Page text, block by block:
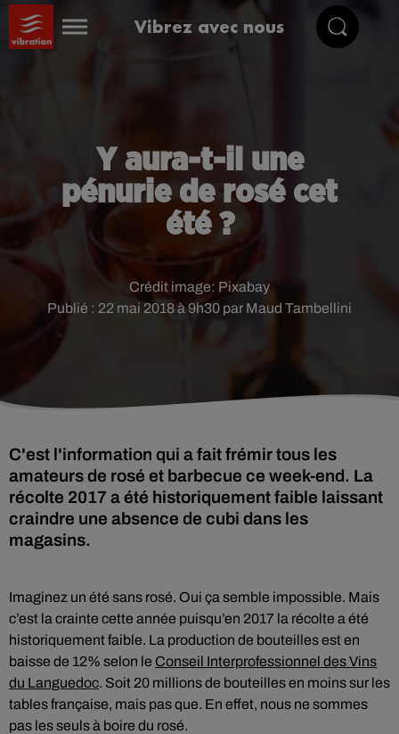
Vibrez avec nous
Y aura-t-il une
pénurie de rosé cet
été ?
Publié : 22 mai 2018 à 9h30 par Maud Tambellini
Crédit image: Pixabay
C'est l'information qui a fait frémir tous les
amateurs de rosé et barbecue ce week-end. La
récolte 2017 a été historiquement faible laissant
craindre une absence de cubi dans les
magasins.
Imaginez un été sans rosé. Oui ça semble impossible. Mais
c’est la crainte cette année puisqu’en 2017 la récolte a été
historiquement faible. La production de bouteilles est en
baisse de 12% selon le Conseil Interprofessionnel des Vins
du Languedoc. Soit 20 millions de bouteilles en moins sur les
tables française, mais pas que. En effet, nous ne sommes
pas les seuls à boire du rosé.